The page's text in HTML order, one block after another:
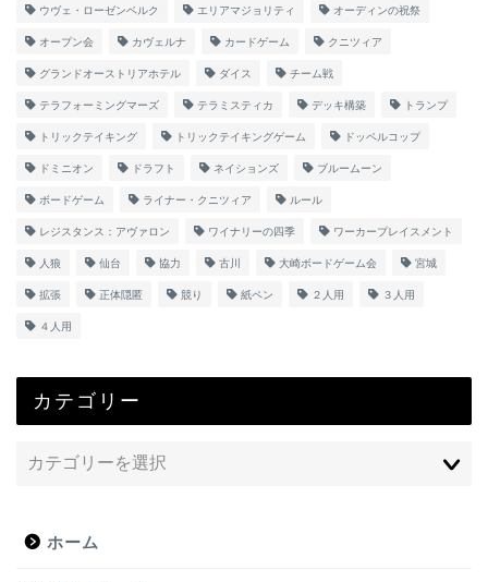
ウヴェ・ローゼンベルク エリアマジョリティ オーディンの祝祭
オープン会 カヴェルナ カードゲーム クニツィア
グランドオーストリアホテル ダイス チーム戦
テラフォーミングマーズ テラミスティカ デッキ構築 トランプ
トリックテイキング トリックテイキングゲーム ドッペルコップ
ドミニオン ドラフト ネイションズ ブルームーン
ボードゲーム ライナー・クニツィア ルール
レジスタンス：アヴァロン ワイナリーの四季 ワーカープレイスメント
人狼 仙台 協力 古川 大崎ボードゲーム会 宮城
拡張 正体隠匿 競り 紙ペン ２人用 ３人用
４人用
カテゴリー
ホーム